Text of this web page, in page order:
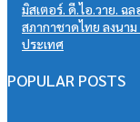
มิสเตอร์. ดี.ไอ.วาย. ฉ
สภากาชาดไทย ลงนา
ประเทศ
POPULAR POSTS